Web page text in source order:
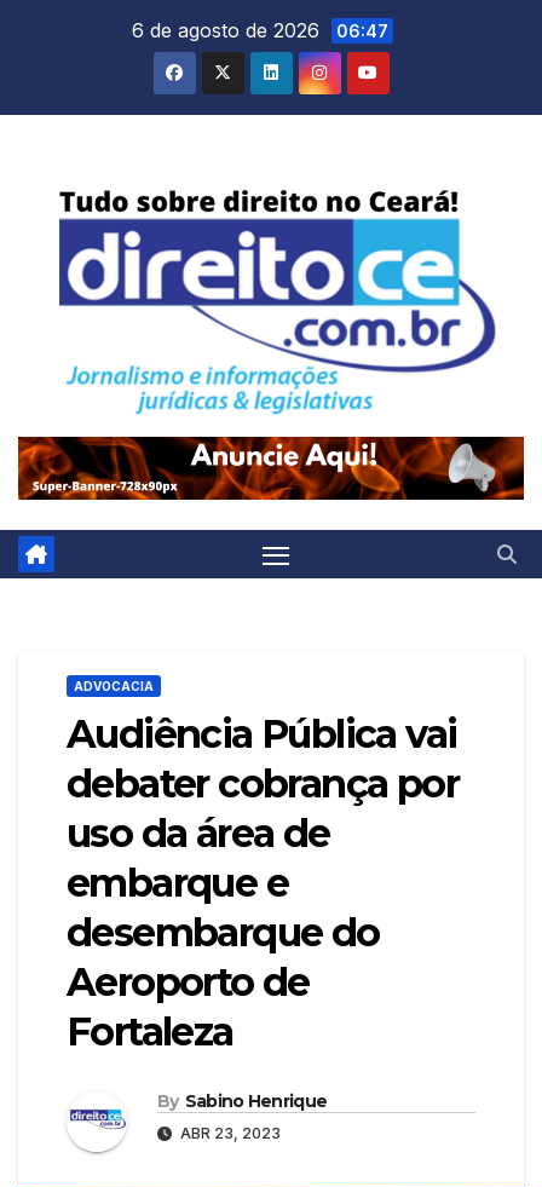
6 de agosto de 2026 06:47
ADVOCACIA
Audiência Pública vai
debater cobrança por
uso da área de
embarque e
desembarque do
Aeroporto de
Fortaleza
By Sabino Henrique
ABR 23, 2023